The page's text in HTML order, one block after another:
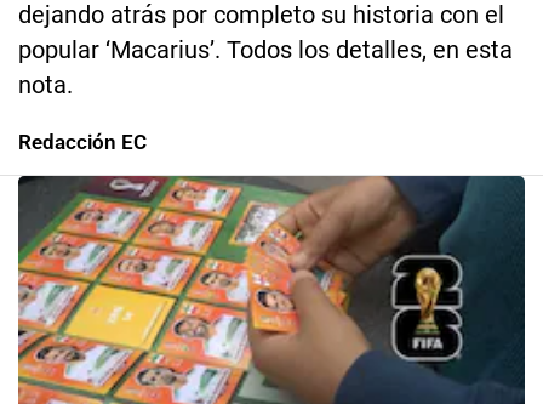
dejando atrás por completo su historia con el
popular ‘Macarius’. Todos los detalles, en esta
nota.
Redacción EC